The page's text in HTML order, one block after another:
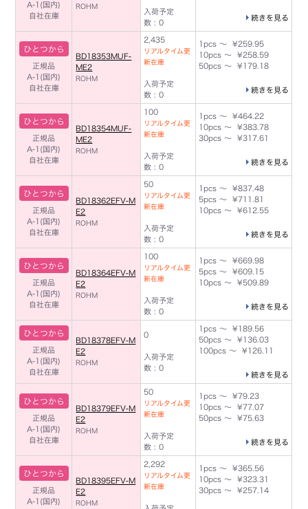
A-1(国内)
自社在庫
ROHM
入荷予定
数 : 0
続きを見る
ひとつから
正規品
A-1(国内)
自社在庫
BD18353MUF-
ME2
ROHM
2,435
リアルタイム更
新在庫
入荷予定
数 : 0
1pcs ～ ¥259.95
10pcs ～ ¥258.59
50pcs ～ ¥179.18
続きを見る
ひとつから
正規品
A-1(国内)
自社在庫
BD18354MUF-
ME2
ROHM
100
リアルタイム更
新在庫
入荷予定
数 : 0
1pcs ～ ¥464.22
10pcs ～ ¥383.78
30pcs ～ ¥317.61
続きを見る
ひとつから
正規品
A-1(国内)
自社在庫
BD18362EFV-M
E2
ROHM
50
リアルタイム更
新在庫
入荷予定
数 : 0
1pcs ～ ¥837.48
5pcs ～ ¥711.81
10pcs ～ ¥612.55
続きを見る
ひとつから
正規品
A-1(国内)
自社在庫
BD18364EFV-M
E2
ROHM
100
リアルタイム更
新在庫
入荷予定
数 : 0
1pcs ～ ¥669.98
5pcs ～ ¥609.15
10pcs ～ ¥509.89
続きを見る
ひとつから
正規品
A-1(国内)
自社在庫
BD18378EFV-M
E2
ROHM
0
入荷予定
数 : 0
1pcs ～ ¥189.56
50pcs ～ ¥136.03
100pcs ～ ¥126.11
続きを見る
ひとつから
正規品
A-1(国内)
自社在庫
BD18379EFV-M
E2
ROHM
50
リアルタイム更
新在庫
入荷予定
数 : 0
1pcs ～ ¥79.23
10pcs ～ ¥77.07
50pcs ～ ¥75.63
続きを見る
ひとつから
正規品
A-1(国内)
BD18395EFV-M
E2
ROHM
2,292
リアルタイム更
新在庫
1pcs ～ ¥365.56
10pcs ～ ¥323.31
30pcs ～ ¥257.14